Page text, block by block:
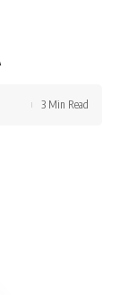
3 Min Read